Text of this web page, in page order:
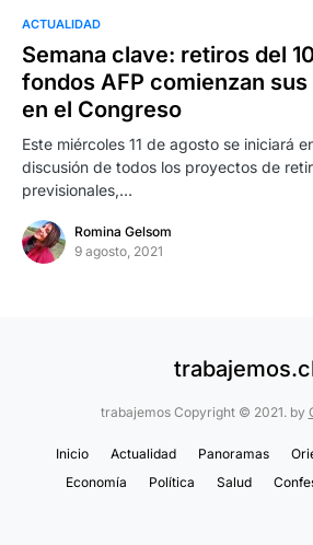
ACTUALIDAD
Semana clave: retiros del
fondos AFP comienzan
en el Congreso
Este miércoles 11 de agosto se iniciará
discusión de todos los proyectos de
previsionales,…
Romina Gelsom
9 agosto, 2021
trabajemos Copyright © 2021. by
Inicio Actualidad Panoramas
Economía
Política Salud